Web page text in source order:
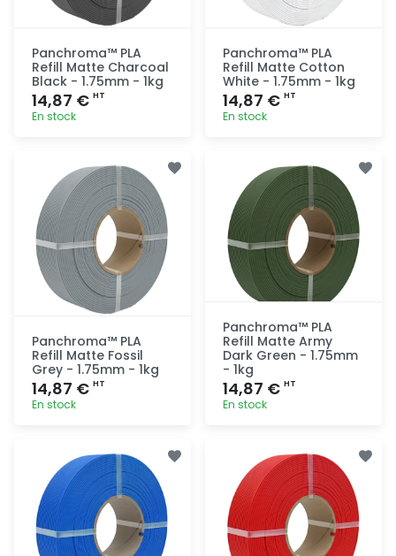
Panchroma™ PLA
Refill Matte Charcoal
Black - 1.75mm - 1kg
14,87 € HT
En stock
rapide
Panchroma™ PLA
Refill Matte Cotton
White - 1.75mm - 1kg
14,87 € HT
En stock
rapide
Panchroma™ PLA
Refill Matte Fossil
Grey - 1.75mm - 1kg
14,87 € HT
En stock
rapide
Panchroma™ PLA
Refill Matte Army
Dark Green - 1.75mm
- 1kg
14,87 € HT
En stock
rapide